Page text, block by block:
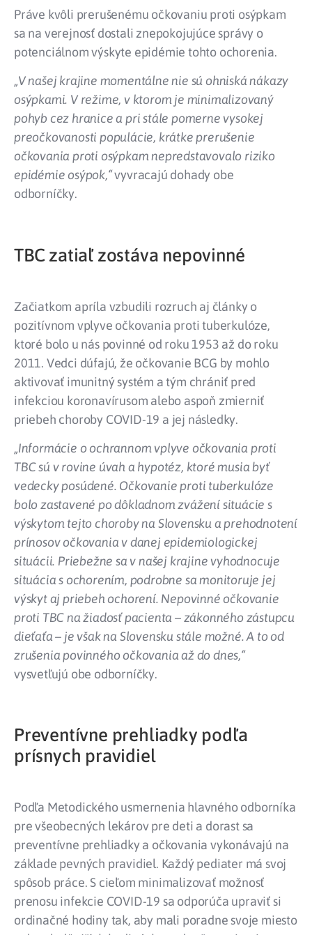
Práve kvôli prerušenému očkovaniu proti osýpkam
sa na verejnosť dostali znepokojujúce správy o
potenciálnom výskyte epidémie tohto ochorenia.
„V našej krajine momentálne nie sú ohniská nákazy
osýpkami. V režime, v ktorom je minimalizovaný
pohyb cez hranice a pri stále pomerne vysokej
preočkovanosti populácie, krátke prerušenie
očkovania proti osýpkam nepredstavovalo riziko
epidémie osýpok,“vyvracajú dohady obe
odborníčky.
TBC zatiaľ zostáva nepovinné
Začiatkom apríla vzbudili rozruch aj články o
pozitívnom vplyve očkovania proti tuberkulóze,
ktoré bolo u nás povinné od roku 1953 až do roku
2011. Vedci dúfajú, že očkovanie BCG by mohlo
aktivovať imunitný systém a tým chrániť pred
infekciou koronavírusom alebo aspoň zmierniť
priebeh choroby COVID-19 a jej následky.
„Informácie o ochrannom vplyve očkovania proti
TBC sú v rovine úvah a hypotéz, ktoré musia byť
vedecky posúdené. Očkovanie proti tuberkulóze
bolo zastavené po dôkladnom zvážení situácie s
výskytom tejto choroby na Slovensku a prehodnotení
prínosov očkovania v danej epidemiologickej
situácii. Priebežne sa v našej krajine vyhodnocuje
situácia s ochorením, podrobne sa monitoruje jej
výskyt aj priebeh ochorení. Nepovinné očkovanie
proti TBC na žiadosť pacienta – zákonného zástupcu
dieťaťa – je však na Slovensku stále možné. A to od
zrušenia povinného očkovania až do dnes,“
vysvetľujú obe odborníčky.
Preventívne prehliadky podľa
prísnych pravidiel
Podľa Metodického usmernenia hlavného odborníka
pre všeobecných lekárov pre deti a dorast sa
preventívne prehliadky a očkovania vykonávajú na
základe pevných pravidiel. Každý pediater má svoj
spôsob práce. S cieľom minimalizovať možnosť
prenosu infekcie COVID-19 sa odporúča upraviť si
ordinačné hodiny tak, aby mali poradne svoje miesto